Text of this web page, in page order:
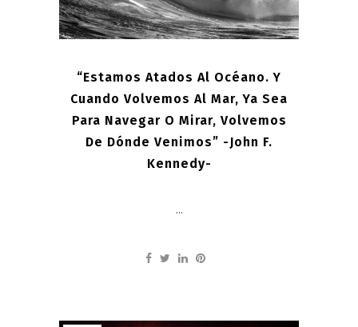
“Estamos Atados Al Océano. Y
Cuando Volvemos Al Mar, Ya Sea
Para Navegar O Mirar, Volvemos
De Dónde Venimos” -John F.
Kennedy-
...